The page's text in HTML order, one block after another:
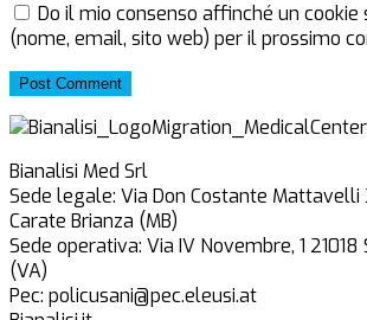
Do il mio consenso affinché un cookie
(nome, email, sito web) per il prossimo
Post Comment
Bianalisi Med Srl
Sede legale: Via Don Costante Mattavelli
Carate Brianza (MB)
Sede operativa: Via IV Novembre, 1 21018
(VA)
Pec: policusani@pec.eleusi.at